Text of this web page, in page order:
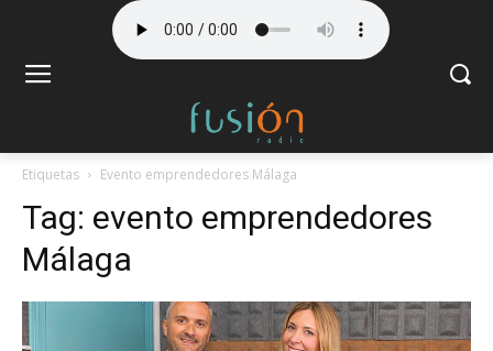
Etiquetas Evento emprendedores Málaga
Tag: evento emprendedores
Málaga